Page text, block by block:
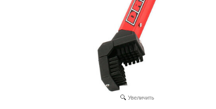
Увеличить